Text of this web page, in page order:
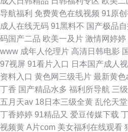
导航福利 免费黄色在线视频 91原
成人在线无码 91黑料不 国产极品
码国产二品 欧美一及片 激情网婷婷
www 成年人伦理片 高清日韩电影
97视屏 91看片入口 日本国产成人
资料入口 黄色网三级毛片 最新黄色
丁香 国产精品水多 福利所导航 三
五月天av 18日本三级全黄 乱伦天堂
丁香婷婷 91精品又 爱豆传媒下载
视频黄 A片com 美女福利在线观看